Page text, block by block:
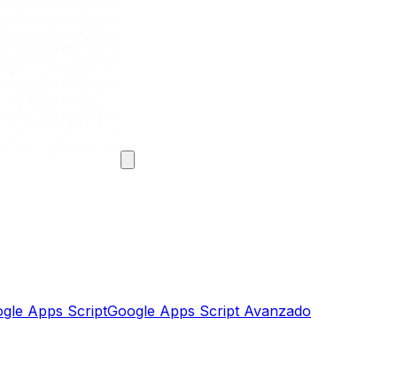
Apps ScriptGoogle Apps Script Avanzado